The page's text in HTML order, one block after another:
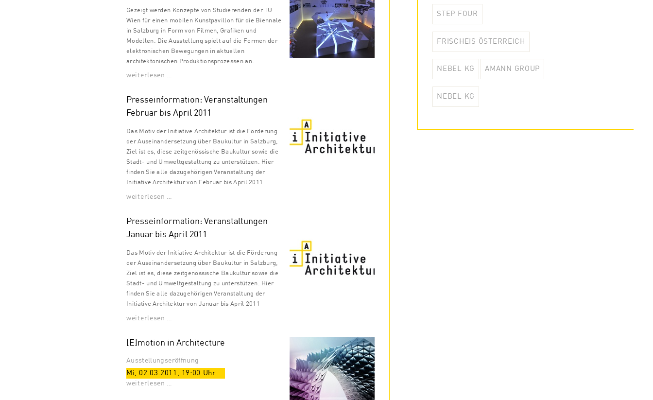
Gezeigt werden Konzepte von Studierenden der TU
Wien für einen mobilen Kunstpavillon für die Biennale
in Salzburg in Form von Filmen, Grafiken und
Modellen. Die Ausstellung spielt auf die Formen der
elektronischen Bewegungen in aktuellen
architektonischen Produktionsprozessen an.
weiterlesen …
Presseinformation: Veranstaltungen
Februar bis April 2011
Das Motiv der Initiative Architektur ist die Förderung
der Auseinandersetzung über Baukultur in Salzburg,
Ziel ist es, diese zeitgenössische Baukultur sowie die
Stadt- und Umweltgestaltung zu unterstützen. Hier
finden Sie alle dazugehörigen Veranstaltung der
Initiative Architektur von Februar bis April 2011
weiterlesen …
Presseinformation: Veranstaltungen
Januar bis April 2011
Das Motiv der Initiative Architektur ist die Förderung
der Auseinandersetzung über Baukultur in Salzburg,
Ziel ist es, diese zeitgenössische Baukultur sowie die
Stadt- und Umweltgestaltung zu unterstützen. Hier
finden Sie alle dazugehörigen Veranstaltung der
Initiative Architektur von Januar bis April 2011
weiterlesen …
[E]motion in Architecture
Ausstellungseröffnung
Mi, 02.03.2011 , 19:00 Uhr
weiterlesen …
STEP FOUR
FRISCHEIS ÖSTERREICH
NEBEL KG AMANN GROUP
NEBEL KG